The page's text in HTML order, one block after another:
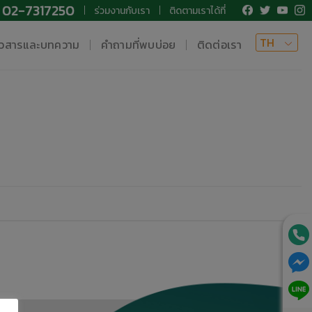
02-7317250 ร่วมงานกับเรา ติดตามเราได้ที่
สารและบทความ คำถามที่พบบ่อย ติดต่อเรา TH